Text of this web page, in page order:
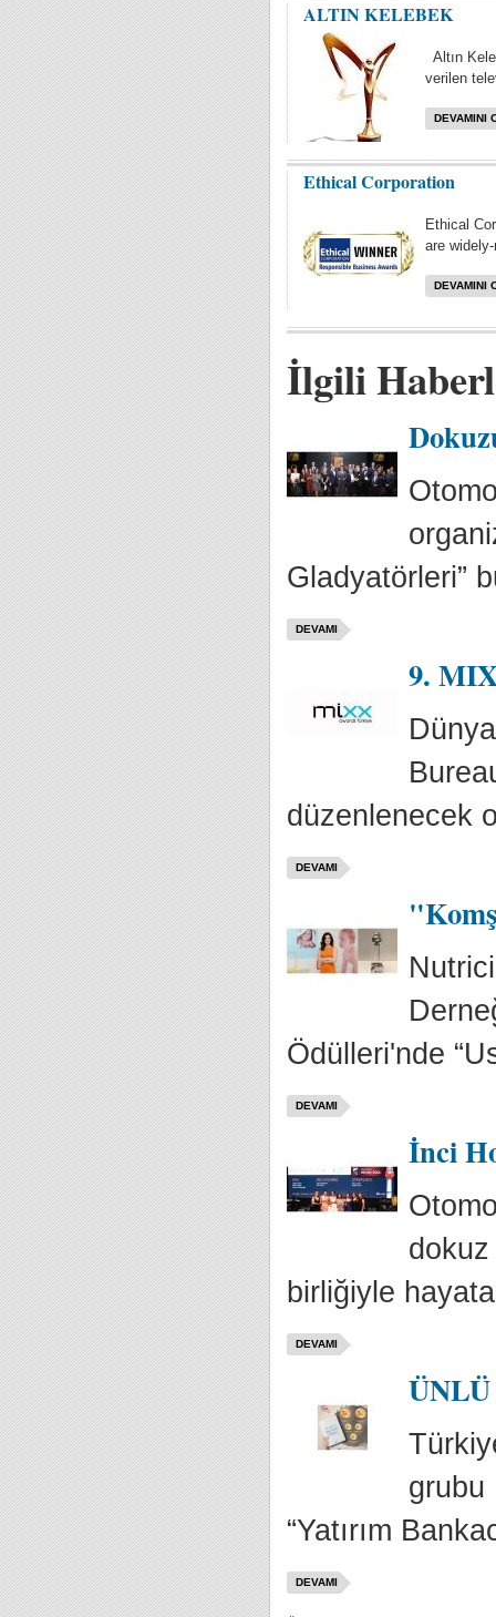
ALTIN KELEBEK
Altın
verilen
DEVAMINI
Ethical Corporation
Ethical
are
DEVAMINI
İlgili
Gladyatörleri”
DEVAMI
9.
düzenlenecek
DEVAMI
Ödülleri'nde
DEVAMI
İnci
birliğiyle
DEVAMI
grubu
“Yatırım
DEVAMI